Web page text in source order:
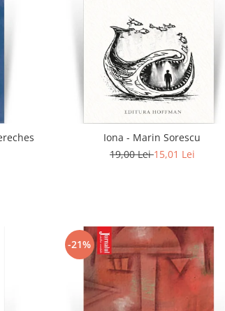
Chereches
Iona - Marin Sorescu
19,00 Lei15,01 Lei
-21%